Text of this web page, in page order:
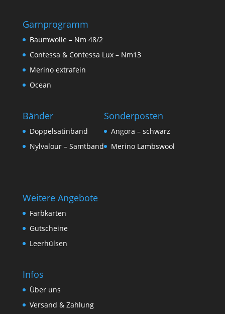
Garnprogramm
Baumwolle – Nm 48/2
Contessa & Contessa Lux – Nm13
Merino extrafein
Ocean
Bänder
Doppelsatinband
Nylvalour – Samtband
Sonderposten
Angora – schwarz
Merino Lambswool
Weitere Angebote
Farbkarten
Gutscheine
Leerhülsen
Infos
Über uns
Versand & Zahlung